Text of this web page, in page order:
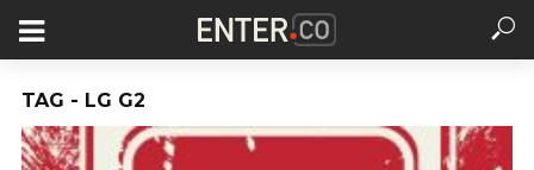
TAG - LG G2